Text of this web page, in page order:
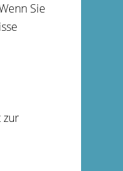
Sie
zur